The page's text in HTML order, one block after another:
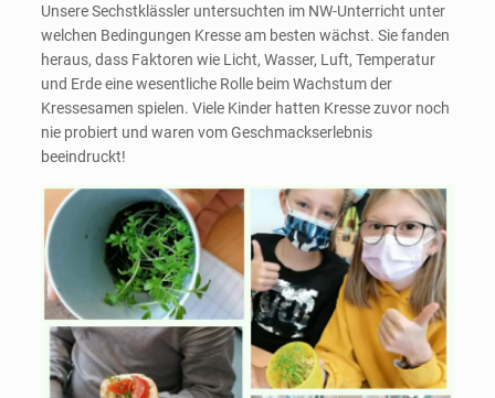
Unsere Sechstklässler untersuchten im NW-Unterricht unter
welchen Bedingungen Kresse am besten wächst. Sie fanden
heraus, dass Faktoren wie Licht, Wasser, Luft, Temperatur
und Erde eine wesentliche Rolle beim Wachstum der
Kressesamen spielen. Viele Kinder hatten Kresse zuvor noch
nie probiert und waren vom Geschmackserlebnis
beeindruckt!